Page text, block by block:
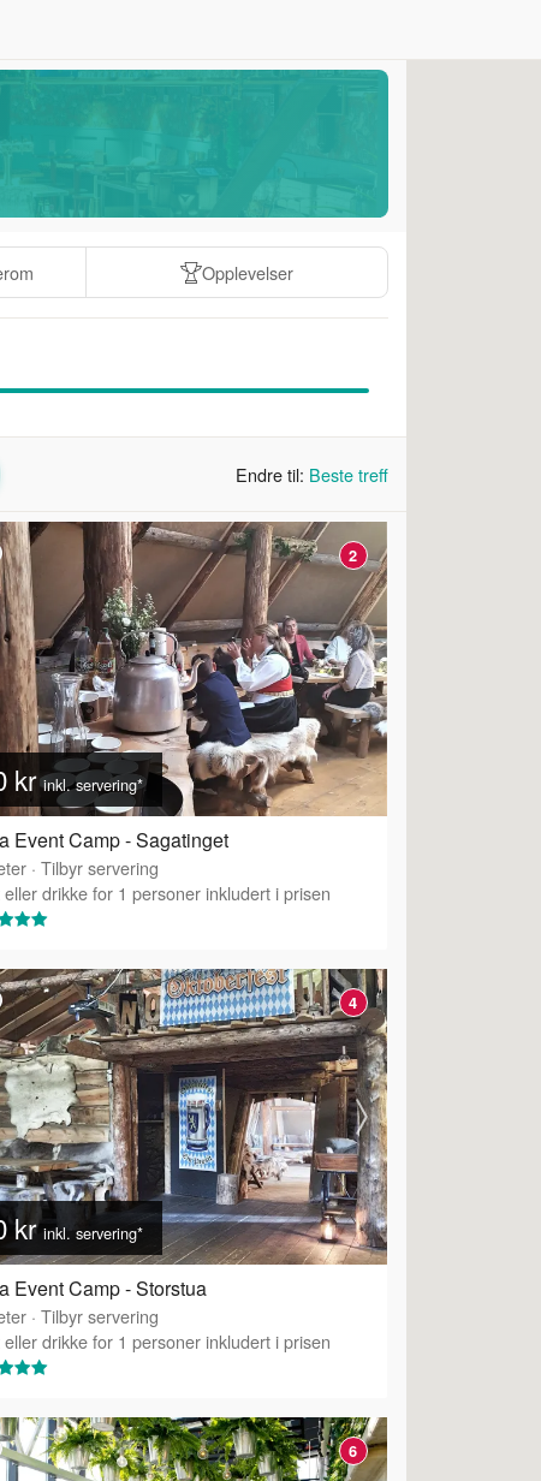
Opplevelser
Endre til: Beste treff
2
krinkl. servering*
Event Camp - Sagatinget
· Tilbyr servering
drikke for 1 personer inkludert i prisen
4
krinkl. servering*
Event Camp - Storstua
· Tilbyr servering
drikke for 1 personer inkludert i prisen
6